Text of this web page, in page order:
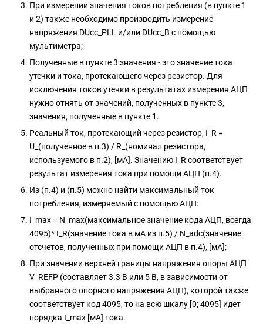
При измерении значения токов потребления (в пункте 1
и 2) также необходимо производить измерение
напряжения DUcc_PLL и/или DUcc_B с помощью
мультиметра;
Полученные в пункте 3 значения - это значение тока
утечки и тока, протекающего через резистор. Для
исключения токов утечки в результатах измерения АЦП
нужно отнять от значений, полученных в пункте 3,
значения, полученные в пункте 1.
Реальный ток, протекающий через резистор, I_R =
U_(полученное в п.3) / R_(номинал резистора,
используемого в п.2), [мА]. Значению I_R соответствует
результат измерения тока при помощи АЦП (п.4).
Из (п.4) и (п.5) можно найти максимальный ток
потребления, измеряемый с помощью АЦП:
I_max = N_max(максимальное значение кода АЦП, всегда
4095)* I_R(значение тока в мА из п.5) / N_adc(значение
отсчетов, полученных при помощи АЦП в п.4), [мА];
При значении верхней границы напряжения опоры АЦП
V_REFP (составляет 3.3 В или 5 В, в зависимости от
выбранного опорного напряжения АЦП), которой также
соответствует код 4095, то на всю шкалу [0; 4095] идет
порядка I_max [мА] тока.